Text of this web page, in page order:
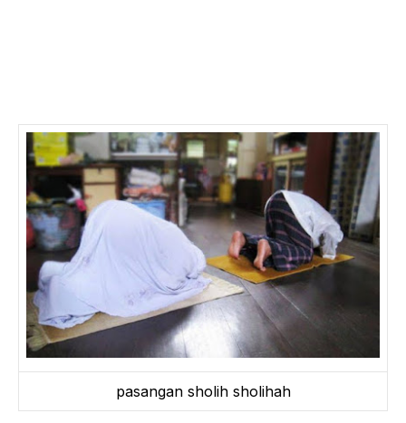
pasangan sholih sholihah